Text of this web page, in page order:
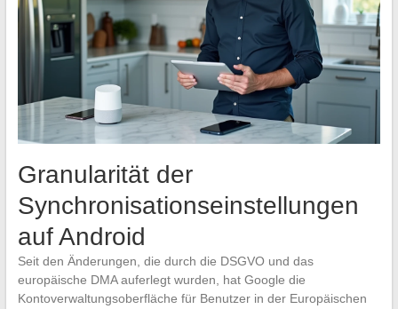
Granularität der
Synchronisationseinstellungen
auf Android
Seit den Änderungen, die durch die DSGVO und das
europäische DMA auferlegt wurden, hat Google die
Kontoverwaltungsoberfläche für Benutzer in der Europäischen